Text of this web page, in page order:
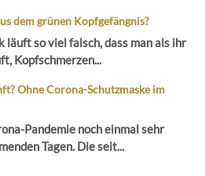
dem grünen Kopfgefängnis?
läuft so viel falsch, dass man als ihr
Kopfschmerzen...
Ohne Corona-Schutzmaske im
Pandemie noch einmal sehr
Tagen. Die seit...